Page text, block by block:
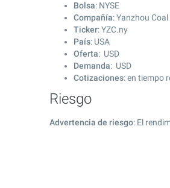
Bolsa: NYSE
Compañía: Yanzhou
Ticker: YZC.ny
País: USA
Oferta: USD
Demanda: USD
Cotizaciones: en tiempo
Riesgo
Advertencia de riesgo: El